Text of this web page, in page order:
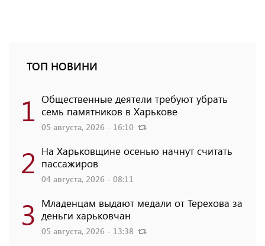
ТОП НОВИНИ
1 Общественные деятели требуют убрать
семь памятников в Харькове
05 августа, 2026 - 16:10
2 На Харьковщине осенью начнут считать
пассажиров
04 августа, 2026 - 08:11
3 Младенцам выдают медали от Терехова за
деньги харьковчан
05 августа, 2026 - 13:38